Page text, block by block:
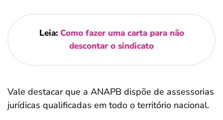
Leia: Como fazer uma carta para não
descontar o sindicato
Vale destacar que a ANAPB dispõe de assessorias
jurídicas qualificadas em todo o território nacional.